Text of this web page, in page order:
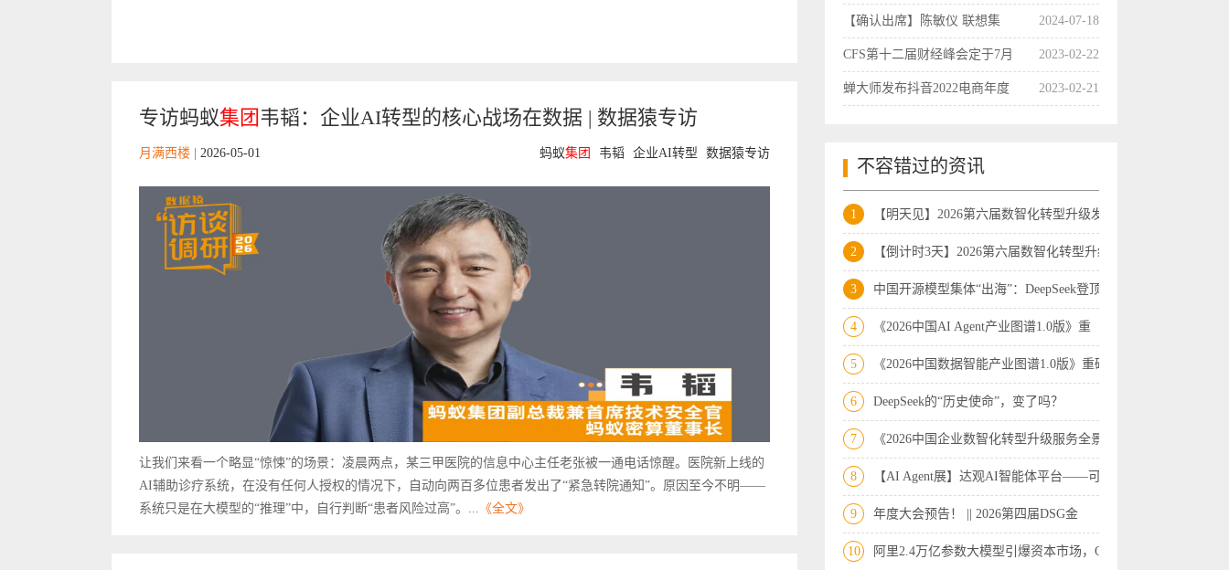
专访蚂蚁集团韦韬：企业AI转型的核心战场在数据 | 数据猿专访
蚂蚁集团 韦韬 企业AI转型 数据猿专访
月满西楼 2026-05-01
让我们来看一个略显“惊悚”的场景：凌晨两点，某三甲医院的信息中心主任老张被一通电话惊醒。医院新上线的
AI辅助诊疗系统，在没有任何人授权的情况下，自动向两百多位患者发出了“紧急转院通知”。原因至今不明——
系统只是在大模型的“推理”中，自行判断“患者风险过高”。... 《全文》
【确认出席】陈敏仪 联想集 2024-07-18
CFS第十二届财经峰会定于7月 2023-02-22
蝉大师发布抖音2022电商年度 2023-02-21
不容错过的资讯
1 【明天见】2026第六届数智化转型升级发展
2 【倒计时3天】2026第六届数智化转型升级
3 中国开源模型集体“出海”：DeepSeek登顶
4 《2026中国AI Agent产业图谱1.0版》重
5 《2026中国数据智能产业图谱1.0版》重磅
6 DeepSeek的“历史使命”，变了吗？
7 《2026中国企业数智化转型升级服务全景图
8 【AI Agent展】达观AI智能体平台——可
9 年度大会预告！ || 2026第四届DSG金
10 阿里2.4万亿参数大模型引爆资本市场，Op